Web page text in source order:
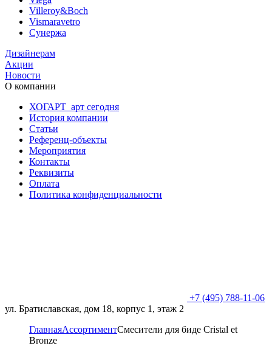
Villeroy&Boch
Vismaravetro
Сунержа
Дизайнерам
Акции
Новости
О компании
ХОГАРТ_арт сегодня
История компании
Статьи
Референц-объекты
Мероприятия
Контакты
Реквизиты
Оплата
Политика конфиденциальности
+7 (495) 788-11-06
ул. Братиславская, дом 18, корпус 1, этаж 2
ГлавнаяАссортиментСмесители для биде Cristal et
Bronze